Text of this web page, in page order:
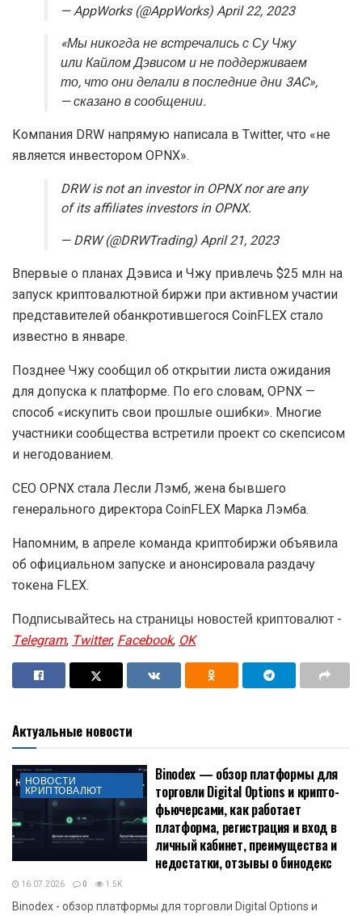
— AppWorks (@AppWorks) April 22, 2023
«Мы никогда не встречались с Су Чжу
или Кайлом Дэвисом и не поддерживаем
то, что они делали в последние дни 3AC»,
— сказано в сообщении.
Компания DRW напрямую написала в Twitter, что «не
является инвестором OPNX».
DRW is not an investor in OPNX nor are any
of its affiliates investors in OPNX.
— DRW (@DRWTrading) April 21, 2023
Впервые о планах Дэвиса и Чжу привлечь $25 млн на
запуск криптовалютной биржи при активном участии
представителей обанкротившегося CoinFLEX стало
известно в январе.
Позднее Чжу сообщил об открытии листа ожидания
для допуска к платформе. По его словам, OPNX —
способ «искупить свои прошлые ошибки». Многие
участники сообщества встретили проект со скепсисом
и негодованием.
CEO OPNX стала Лесли Лэмб, жена бывшего
генерального директора CoinFLEX Марка Лэмба.
Напомним, в апреле команда криптобиржи объявила
об официальном запуске и анонсировала раздачу
токена FLEX.
Подписывайтесь на страницы новостей криптовалют -
Telegram,Twitter,Facebook,OK
Актуальные новости
НОВОСТИ
КРИПТОВАЛЮТ
Binodex — обзор платформы для
торговли Digital Options и крипто-
фьючерсами, как работает
платформа, регистрация и вход в
личный кабинет, преимущества и
недостатки, отзывы о бинодекс
16.07.2026 0 1.5K
Binodex - обзор платформы для торговли Digital Options и